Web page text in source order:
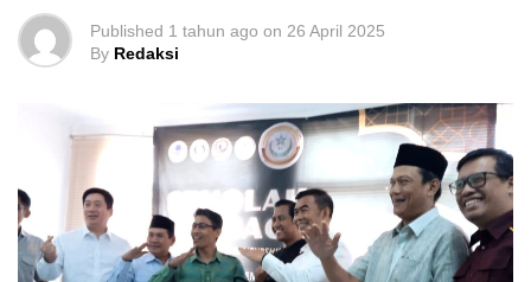
Published 1 tahun ago on 26 April 2025
By Redaksi